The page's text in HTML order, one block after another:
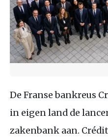
De Franse bankreus
in eigen land de
zakenbank aan.